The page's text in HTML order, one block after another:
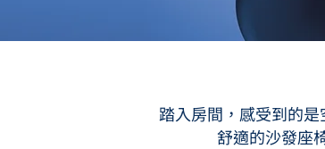
踏入房間，感受到的
舒適的沙發座